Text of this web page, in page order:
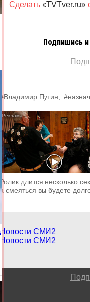
Сделать «TVTver.ru»
Подпишись
#Владимир Путин,
Ролик длится несколько
а смеяться вы будете
Новости СМИ2
Новости СМИ2